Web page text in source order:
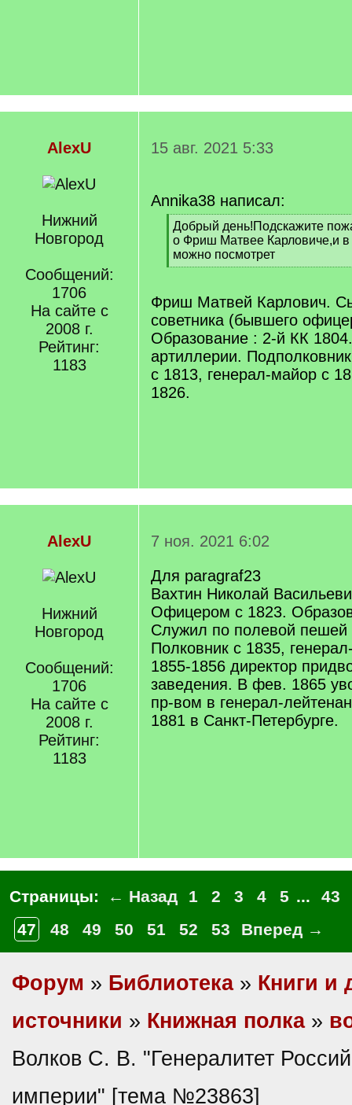
AlexU
Нижний
Новгород
Сообщений:
1706
На сайте с
2008 г.
Рейтинг:
1183
15 авг. 2021 5:33
Annika38 написал:
[
q
]
Добрый день!Подскажите
о Фриш Матвее Карловиче,и в
можно посмотрет
[
q
]
Фриш Матвей Карлович.
советника (бывшего
Образование : 2-й КК
артиллерии.
с 1813, генерал-майор с
1826.
AlexU
Нижний
Новгород
Сообщений:
1706
На сайте с
2008 г.
Рейтинг:
1183
7 ноя. 2021 6:02
Для paragraf23
Вахтин Николай
Офицером с 1823.
Служил по полевой пешей
Полковник с 1835,
1855-1856 директор
заведения. В фев. 1865
пр-вом в генерал-
1881 в Санкт-Петербурге.
Страницы: ← Назад 1 2 3 4 5 ...
43
47
48 49 50 51 52 53 Вперед →
Форум » Библиотека» Книги и
источники » Книжная полка»
Волков С. В. "Генералитет
империи" [тема №23863]